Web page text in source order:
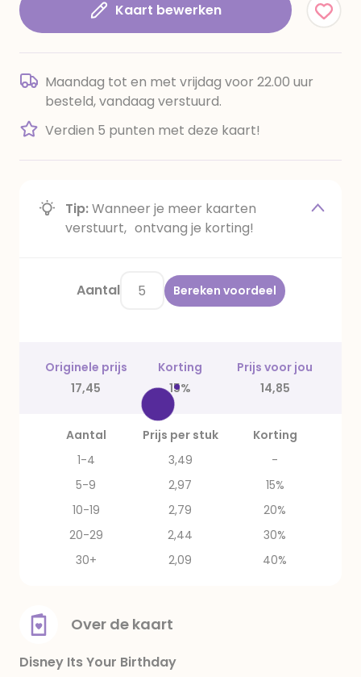
Kaart bewerken
Maandag tot en met vrijdag voor 22.00 uur
besteld, vandaag verstuurd.
Verdien 5 punten met deze kaart!
Tip:Wanneer je meer kaarten
verstuurt, ontvang je korting!
Aantal Bereken voordeel
Originele prijs Korting
Prijs voor jou
17,45
15% 14,85
Aantal Prijs per stuk
Korting
1-4
3,49
-
5-9
2,97
15%
10-19
2,79
20%
20-29
2,44
30%
30+
2,09 40%
Over de kaart
Disney Its Your Birthday